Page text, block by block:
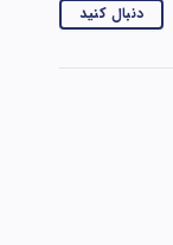
دنبال کنید